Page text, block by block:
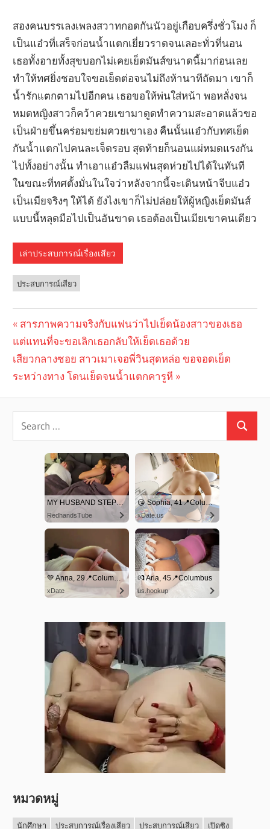
สองคนบรรเลงเพลงสวาทกอดกันนัวอยู่เกือบครึ่งชั่วโมง ก็
เป็นแอ๋วที่เสร็จก่อนน้ำแตกเยี่ยวราดจนเลอะทั่วที่นอน
เธอทั้งอายทั้งสุขบอกไม่เคยเย็ดมันส์ขนาดนี้มาก่อนเลย
ทำให้ทศยิ่งชอบใจขอเย็ดต่อจนไม่ถึงห้านาทีถัดมา เขาก็
น้ำรักแตกตามไปอีกคน เธอขอให้พ่นใส่หน้า พอหลั่งจน
หมดหญิงสาวก็คว้าควยเขามาดูดทำความสะอาดแล้วขอ
เป็นฝ่ายขึ้นคร่อมขย่มควยเขาเอง คืนนั้นแอ๋วกับทศเย็ด
กันน้ำแตกไปคนละเจ็ดรอบ สุดท้ายก็นอนแผ่หมดแรงกัน
ไปทั้งอย่างนั้น ทำเอาแอ๋วลืมแฟนสุดห่วยไปได้ในทันที
ในขณะที่ทศตั้งมั่นในใจว่าหลังจากนี้จะเดินหน้าจีบแอ๋ว
เป็นเมียจริงๆ ให้ได้ ยังไงเขาก็ไม่ปล่อยให้ผู้หญิงเย็ดมันส์
แบบนี้หลุดมือไปเป็นอันขาด เธอต้องเป็นเมียเขาคนเดียว
เล่าประสบการณ์เรื่องเสียว
ประสบการณ์เสียว
Post
navigation
Previous
Post:
สารภาพความจริงกับแฟนว่าไปเย็ดน้องสาวของเธอ
แต่แทนที่จะขอเลิกเธอกลับให้เย็ดเธอด้วย
Next
Post:
เสียวกลางซอย สาวเมาเจอพี่วินสุดหล่อ ขอจอดเย็ด
ระหว่างทาง โดนเย็ดจนน้ำแตกคารูหี
หมวดหมู่
นักศึกษา ประสบการณ์เรื่องเสียว ประสบการณ์เสียว เปิดซิง